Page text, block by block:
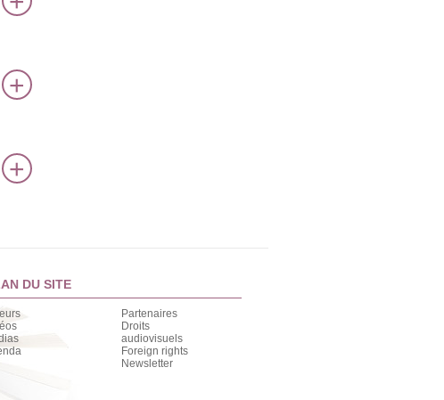
DU SITE
Partenaires
Droits
audiovisuels
Foreign rights
Newsletter